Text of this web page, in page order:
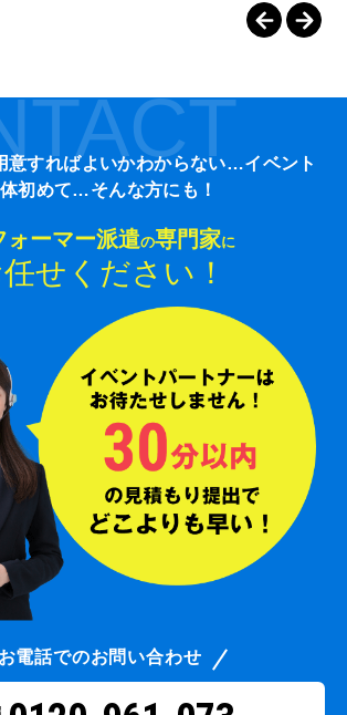
意すればよいかわからない…イベント
初めて…そんな方にも！
ォーマー派遣の専門家に
せください！
お電話でのお問い合わせ